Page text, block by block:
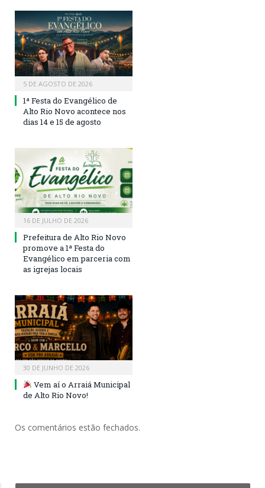
5 DE AGOSTO DE 2026
1ª Festa do Evangélico de
Alto Rio Novo acontece nos
dias 14 e 15 de agosto
16 DE JULHO DE 2026
Prefeitura de Alto Rio Novo
promove a 1ª Festa do
Evangélico em parceria com
as igrejas locais
30 DE JUNHO DE 2026
Vem aí o Arraiá Municipal
de Alto Rio Novo!
Os comentários estão fechados.